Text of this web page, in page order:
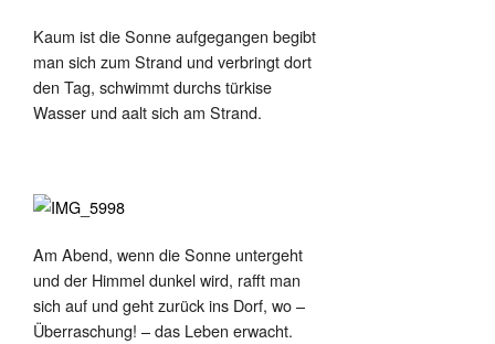
Kaum ist die Sonne aufgegangen begibt
man sich zum Strand und verbringt dort
den Tag, schwimmt durchs türkise
Wasser und aalt sich am Strand.
Am Abend, wenn die Sonne untergeht
und der Himmel dunkel wird, rafft man
sich auf und geht zurück ins Dorf, wo –
Überraschung! – das Leben erwacht.